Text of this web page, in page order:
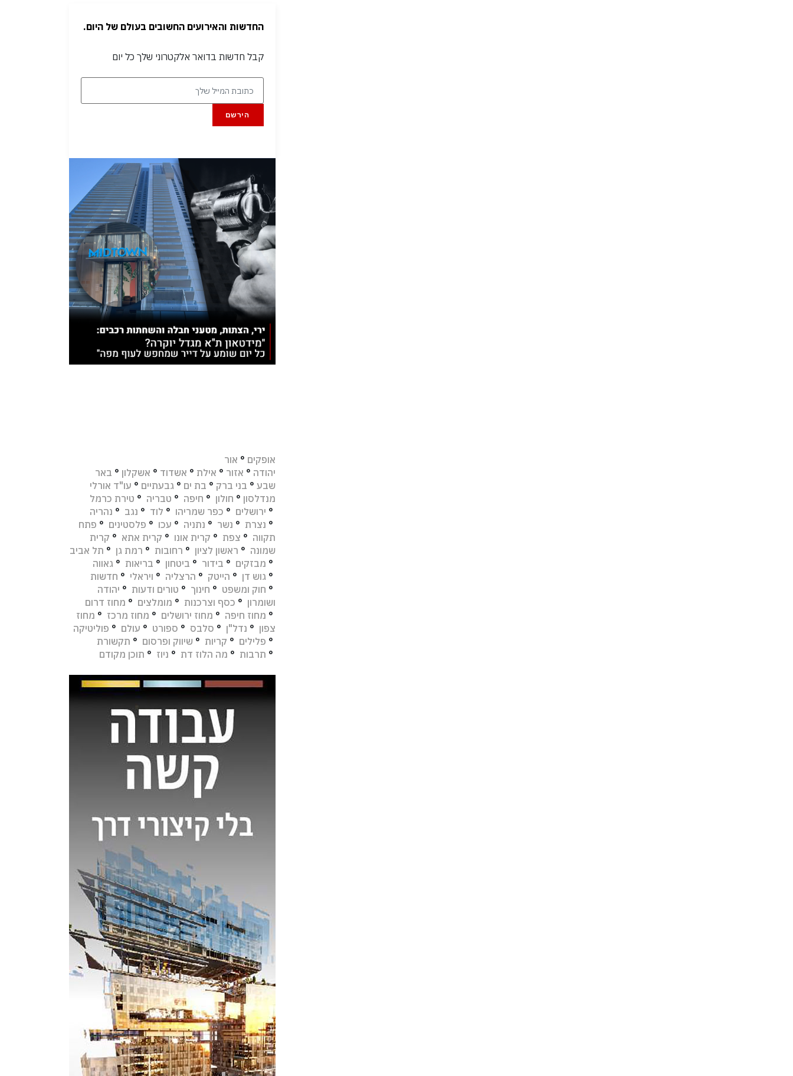
החדשות והאירועים החשובים בעולם של היום.
קבל חדשות בדואר אלקטרוני שלך כל יום
הירשם
אופקים ° אור
יהודה ° אזור ° אילת ° אשדוד ° אשקלון ° באר
שבע ° בני ברק ° בת ים ° גבעתיים ° עו"ד אורלי
מנדלסון ° חולון ° חיפה ° טבריה ° טירת כרמל
° ירושלים ° כפר שמריהו ° לוד ° נגב ° נהריה
° נצרת ° נשר ° נתניה ° עכו ° פלסטינים ° פתח
תקווה ° צפת ° קרית אונו ° קרית אתא ° קרית
שמונה ° ראשון לציון ° רחובות ° רמת גן ° תל אביב
° מבזקים ° בידור ° ביטחון ° בריאות ° גאווה
° גוש דן ° הייטק ° הרצליה ° ויראלי ° חדשות
° חוק ומשפט ° חינוך ° טורים ודעות ° יהודה
ושומרון ° כסף וצרכנות ° מומלצים ° מחוז דרום
° מחוז חיפה ° מחוז ירושלים ° מחוז מרכז ° מחוז
צפון ° נדל"ן ° סלבס ° ספורט ° עולם ° פוליטיקה
° פלילים ° קריות ° שיווק ופרסום ° תקשורת
° תרבות ° מה הלוז דת ° ניוז ° תוכן מקודם